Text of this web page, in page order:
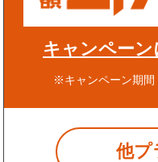
キャンペー
※キャンペーン期
他プ